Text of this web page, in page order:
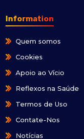
Information
Quem somos
Cookies
Apoio ao Vício
Reflexos na Saúde
Termos de Uso
Contate-Nos
Notícias